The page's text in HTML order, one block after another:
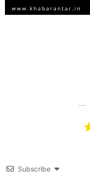
Subscribe